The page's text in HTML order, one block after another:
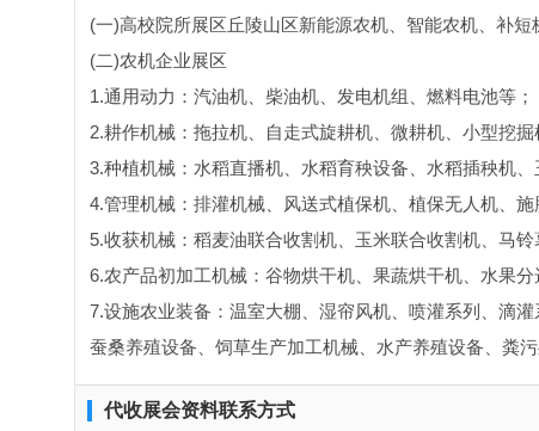
(一)高校院所展区丘陵山区新能源农机、智能农机、补短
(二)农机企业展区
1.通用动力：汽油机、柴油机、发电机组、燃料电池等；
2.耕作机械：拖拉机、自走式旋耕机、微耕机、小型挖
3.种植机械：水稻直播机、水稻育秧设备、水稻插秧机
4.管理机械：排灌机械、风送式植保机、植保无人机、
5.收获机械：稻麦油联合收割机、玉米联合收割机、马
6.农产品初加工机械：谷物烘干机、果蔬烘干机、水果
7.设施农业装备：温室大棚、湿帘风机、喷灌系列、滴
蚕桑养殖设备、饲草生产加工机械、水产养殖设备、粪污
代收展会资料联系方式